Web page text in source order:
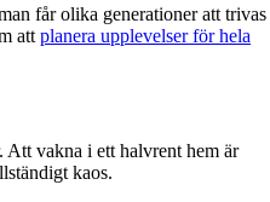
får olika generationer att trivas
att planera upplevelser för hela
Att vakna i ett halvrent hem är
kaos.